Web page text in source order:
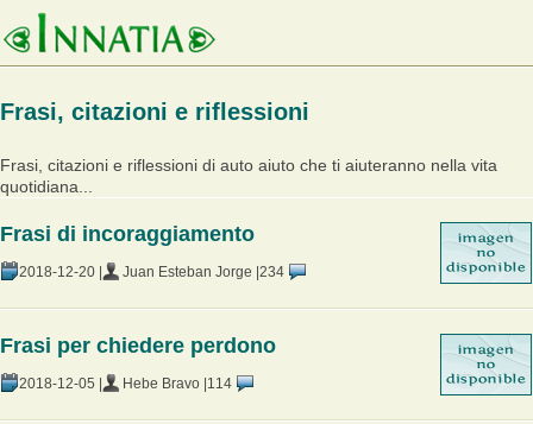
Frasi, citazioni e riflessioni
Frasi, citazioni e riflessioni di auto aiuto che ti aiuteranno nella vita
quotidiana...
Frasi di incoraggiamento
2018-12-20 | Juan Esteban Jorge | 234
Frasi per chiedere perdono
2018-12-05 | Hebe Bravo | 114